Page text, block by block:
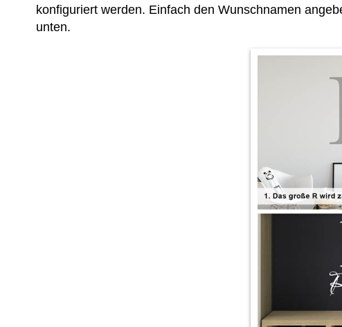
konfiguriert werden. Einfach den Wunschnamen
unten.